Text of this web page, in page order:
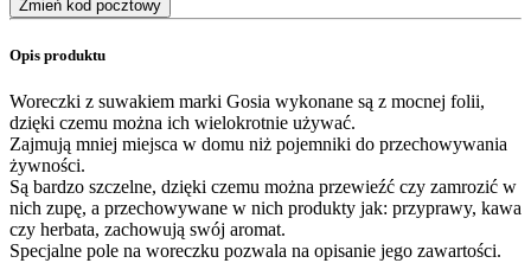
Zmień kod pocztowy
Opis produktu
Woreczki z suwakiem marki Gosia wykonane są z mocnej folii,
dzięki czemu można ich wielokrotnie używać.
Zajmują mniej miejsca w domu niż pojemniki do przechowywania
żywności.
Są bardzo szczelne, dzięki czemu można przewieźć czy zamrozić w
nich zupę, a przechowywane w nich produkty jak: przyprawy, kawa
czy herbata, zachowują swój aromat.
Specjalne pole na woreczku pozwala na opisanie jego zawartości.